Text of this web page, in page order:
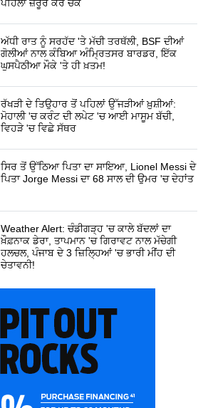
ਪਹਿਲਾਂ ਜ਼ਰੂਰ ਕਰੋ ਚੈੱਕ
ਅੱਧੀ ਰਾਤ ਨੂੰ ਸਰਹੱਦ 'ਤੇ ਮੱਚੀ ਤਰਥੱਲੀ, BSF ਦੀਆਂ
ਗੋਲੀਆਂ ਨਾਲ ਕੰਬਿਆ ਅੰਮ੍ਰਿਤਸਰ ਬਾਰਡਰ, ਇੱਕ
ਘੁਸਪੈਠੀਆ ਮੌਕੇ 'ਤੇ ਹੀ ਖ਼ਤਮ!
ਰੱਖੜੀ ਦੇ ਤਿਉਹਾਰ ਤੋਂ ਪਹਿਲਾਂ ਉੱਜੜੀਆਂ ਖ਼ੁਸ਼ੀਆਂ:
ਮੋਹਾਲੀ 'ਚ ਕਰੰਟ ਦੀ ਲਪੇਟ 'ਚ ਆਈ ਮਾਸੂਮ ਬੱਚੀ,
ਵਿਹੜੇ 'ਚ ਵਿਛੇ ਸੱਥਰ
ਸਿਰ ਤੋਂ ਉੱਠਿਆ ਪਿਤਾ ਦਾ ਸਾਇਆ, Lionel Messi ਦੇ
ਪਿਤਾ Jorge Messi ਦਾ 68 ਸਾਲ ਦੀ ਉਮਰ 'ਚ ਦੇਹਾਂਤ
Weather Alert: ਚੰਡੀਗੜ੍ਹ 'ਚ ਕਾਲੇ ਬੱਦਲਾਂ ਦਾ
ਖ਼ੌਫ਼ਨਾਕ ਡੇਰਾ, ਤਾਪਮਾਨ 'ਚ ਗਿਰਾਵਟ ਨਾਲ ਮੱਚੇਗੀ
ਹਲਚਲ, ਪੰਜਾਬ ਦੇ 3 ਜ਼ਿਲ੍ਹਿਆਂ 'ਚ ਭਾਰੀ ਮੀਂਹ ਦੀ
ਚੇਤਾਵਨੀ!